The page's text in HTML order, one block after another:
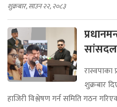
शुक्रबार, साउन २२, २०८३
शुक्रबार
हाजिरी विश्लेषण गर्न समिति गठन